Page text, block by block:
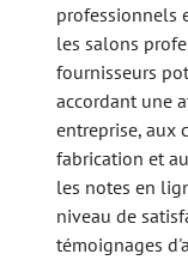
professionnels
les salons
fournisseurs
accordant une
entreprise, aux
fabrication et
les notes en
niveau de
témoignages